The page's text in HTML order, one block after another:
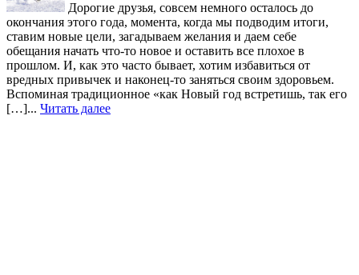
Дорогие друзья, совсем немного осталось до
окончания этого года, момента, когда мы подводим итоги,
ставим новые цели, загадываем желания и даем себе
обещания начать что-то новое и оставить все плохое в
прошлом. И, как это часто бывает, хотим избавиться от
вредных привычек и наконец-то заняться своим здоровьем.
Вспоминая традиционное «как Новый год встретишь, так его
[…]... Читать далее